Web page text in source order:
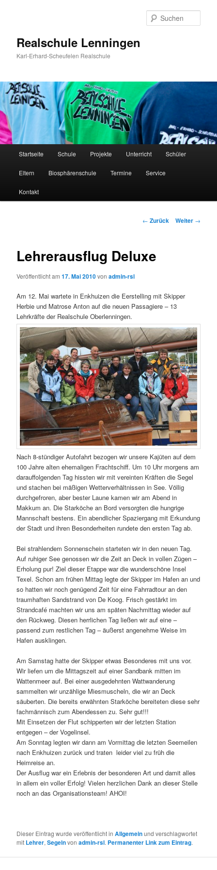
Realschule Lenningen
Karl-Erhard-Scheufelen Realschule
Startseite Schule Projekte Unterricht Schüler
Eltern Biosphärenschule Termine Service
Kontakt
Beitrags-
← Zurück Weiter →
Lehrerausflug Deluxe
Veröffentlicht am17. Mai 2010vonadmin-rsl
Am 12. Mai wartete in Enkhuizen die Eerstelling mit Skipper
Herbie und Matrose Anton auf die neuen Passagiere – 13
Lehrkräfte der Realschule Oberlenningen.
Nach 8-stündiger Autofahrt bezogen wir unsere Kajüten auf dem
100 Jahre alten ehemaligen Frachtschiff. Um 10 Uhr morgens am
darauffolgenden Tag hissten wir mit vereinten Kräften die Segel
und stachen bei mäßigen Wetterverhältnissen in See. Völlig
durchgefroren, aber bester Laune kamen wir am Abend in
Makkum an. Die Starköche an Bord versorgten die hungrige
Mannschaft bestens. Ein abendlicher Spaziergang mit Erkundung
der Stadt und ihren Besonderheiten rundete den ersten Tag ab.
Bei strahlendem Sonnenschein starteten wir in den neuen Tag.
Auf ruhiger See genossen wir die Zeit an Deck in vollen Zügen –
Erholung pur! Ziel dieser Etappe war die wunderschöne Insel
Texel. Schon am frühen Mittag legte der Skipper im Hafen an und
so hatten wir noch genügend Zeit für eine Fahrradtour an den
traumhaften Sandstrand von De Koog. Frisch gestärkt im
Strandcafé machten wir uns am späten Nachmittag wieder auf
den Rückweg. Diesen herrlichen Tag ließen wir auf eine –
passend zum restlichen Tag – äußerst angenehme Weise im
Hafen ausklingen.
Am Samstag hatte der Skipper etwas Besonderes mit uns vor.
Wir liefen um die Mittagszeit auf einer Sandbank mitten im
Wattenmeer auf. Bei einer ausgedehnten Wattwanderung
sammelten wir unzählige Miesmuscheln, die wir an Deck
säuberten. Die bereits erwähnten Starköche bereiteten diese sehr
fachmännisch zum Abendessen zu. Sehr gut!!!
Mit Einsetzen der Flut schipperten wir der letzten Station
entgegen – der Vogelinsel.
Am Sonntag legten wir dann am Vormittag die letzten Seemeilen
nach Enkhuizen zurück und traten leider viel zu früh die
Heimreise an.
Der Ausflug war ein Erlebnis der besonderen Art und damit alles
in allem ein voller Erfolg! Vielen herzlichen Dank an dieser Stelle
noch an das Organisationsteam! AHOI!
Dieser Eintrag wurde veröffentlicht inAllgemeinund verschlagwortet
mit Lehrer,Segelnvonadmin-rsl. Permanenter Link zum Eintrag.